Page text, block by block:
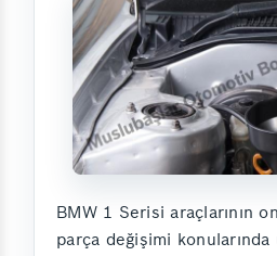
BMW 1 Serisi araçlarının
parça değişimi